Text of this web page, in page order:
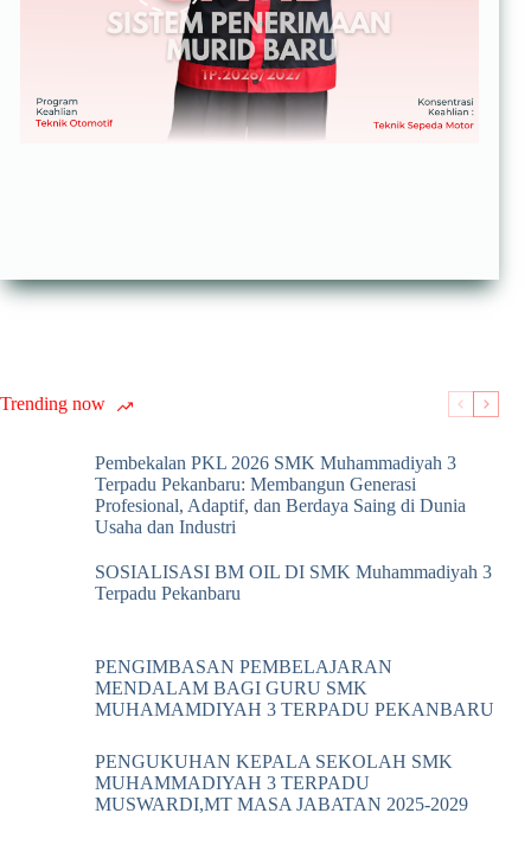
Trending now
Pembekalan PKL 2026 SMK Muhammadiyah 3
Terpadu Pekanbaru: Membangun Generasi
Profesional, Adaptif, dan Berdaya Saing di Dunia
Usaha dan Industri
SOSIALISASI BM OIL DI SMK Muhammadiyah 3
Terpadu Pekanbaru
PENGIMBASAN PEMBELAJARAN
MENDALAM BAGI GURU SMK
MUHAMAMDIYAH 3 TERPADU PEKANBARU
PENGUKUHAN KEPALA SEKOLAH SMK
MUHAMMADIYAH 3 TERPADU
MUSWARDI,MT MASA JABATAN 2025-2029